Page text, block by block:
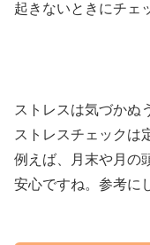
起きないときにチェ
ストレスは気づかぬ
ストレスチェックは
例えば、月末や月の
安心ですね。参考に